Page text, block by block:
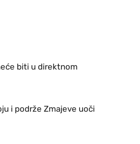
biti u direktnom
i podrže Zmajeve uoči